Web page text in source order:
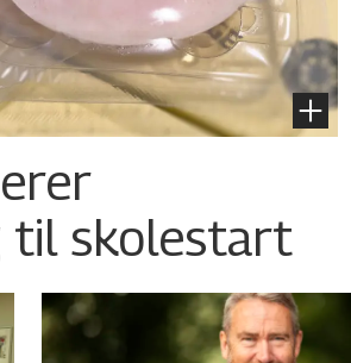
til skolestart